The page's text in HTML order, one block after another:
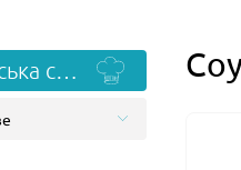
Кондитерська сировина